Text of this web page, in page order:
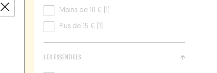
Moins de 10 € [1]
Plus de 15 € [1]
LES ESSENTIELS